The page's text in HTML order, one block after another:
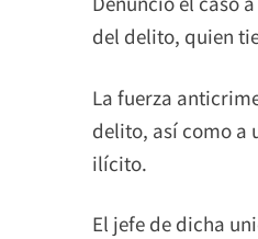
del delito, quien
La fuerza
delito, así como a
ilícito.
El jefe de dicha